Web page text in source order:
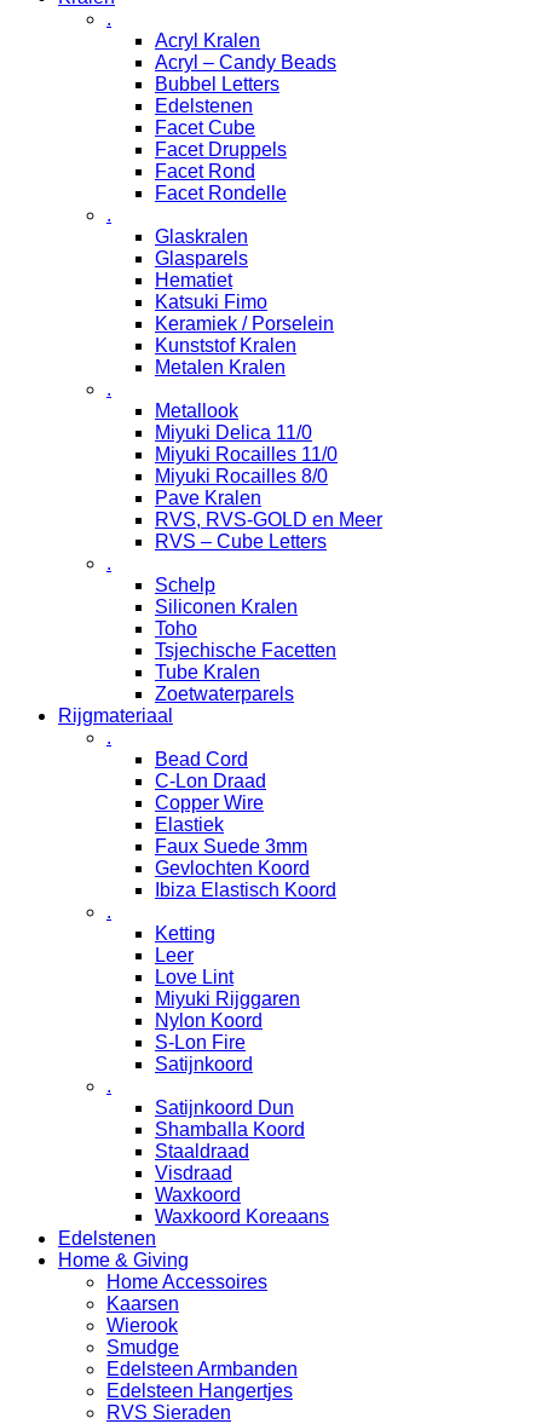
.
Acryl Kralen
Acryl – Candy Beads
Bubbel Letters
Edelstenen
Facet Cube
Facet Druppels
Facet Rond
Facet Rondelle
.
Glaskralen
Glasparels
Hematiet
Katsuki Fimo
Keramiek / Porselein
Kunststof Kralen
Metalen Kralen
.
Metallook
Miyuki Delica 11/0
Miyuki Rocailles 11/0
Miyuki Rocailles 8/0
Pave Kralen
RVS, RVS-GOLD en Meer
RVS – Cube Letters
.
Schelp
Siliconen Kralen
Toho
Tsjechische Facetten
Tube Kralen
Zoetwaterparels
Rijgmateriaal
.
Bead Cord
C-Lon Draad
Copper Wire
Elastiek
Faux Suede 3mm
Gevlochten Koord
Ibiza Elastisch Koord
.
Ketting
Leer
Love Lint
Miyuki Rijggaren
Nylon Koord
S-Lon Fire
Satijnkoord
.
Satijnkoord Dun
Shamballa Koord
Staaldraad
Visdraad
Waxkoord
Waxkoord Koreaans
Edelstenen
Home & Giving
Home Accessoires
Kaarsen
Wierook
Smudge
Edelsteen Armbanden
Edelsteen Hangertjes
RVS Sieraden